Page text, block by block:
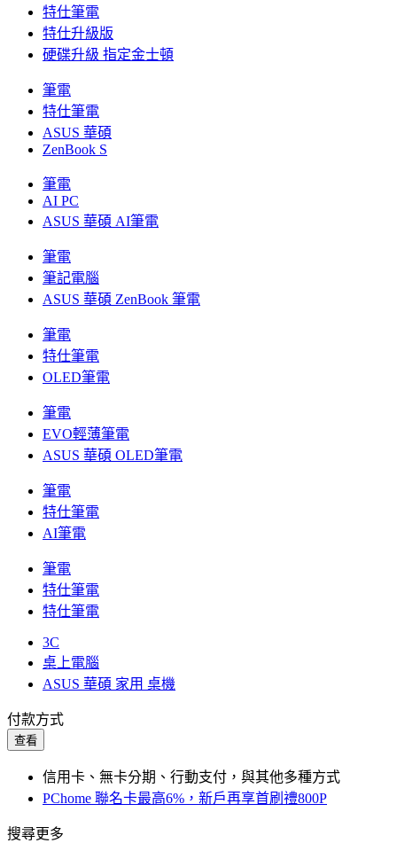
特仕筆電
特仕升級版
硬碟升級 指定金士頓
筆電
特仕筆電
ASUS 華碩
ZenBook S
筆電
AI PC
ASUS 華碩 AI筆電
筆電
筆記電腦
ASUS 華碩 ZenBook 筆電
筆電
特仕筆電
OLED筆電
筆電
EVO輕薄筆電
ASUS 華碩 OLED筆電
筆電
特仕筆電
AI筆電
筆電
特仕筆電
特仕筆電
3C
桌上電腦
ASUS 華碩 家用 桌機
付款方式
查看
信用卡、無卡分期、行動支付，與其他多種方式
PChome 聯名卡最高6%，新戶再享首刷禮800P
搜尋更多